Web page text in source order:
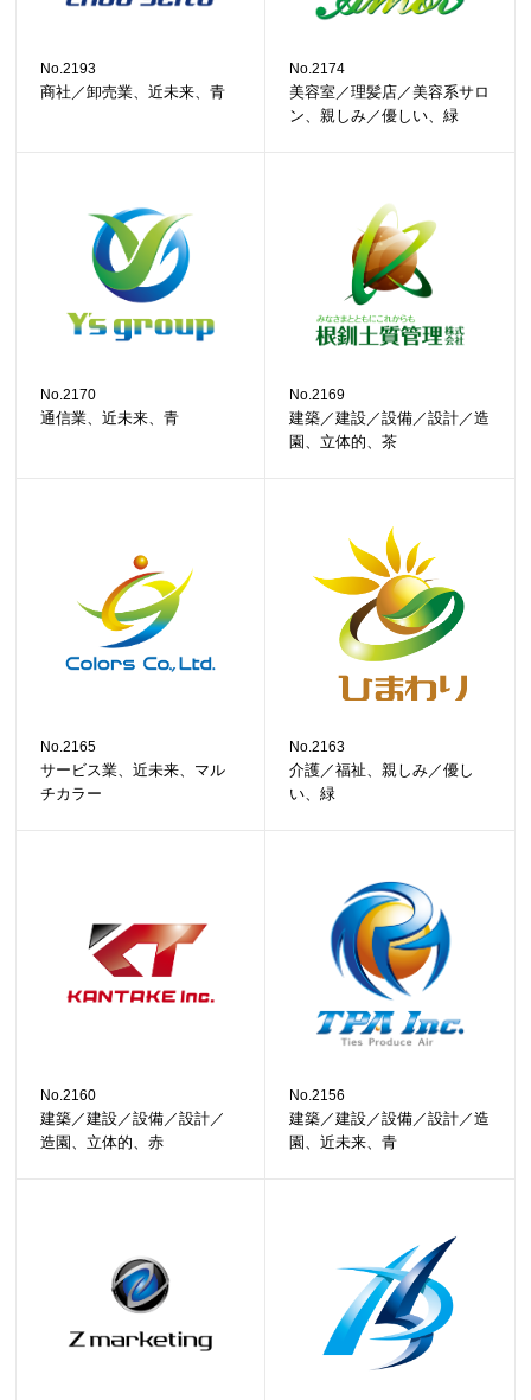
No.2193
商社／卸売業、近未来、青
No.2174
美容室／理髪店／美容系サロ
ン、親しみ／優しい、緑
No.2170
通信業、近未来、青
No.2169
建築／建設／設備／設計／造
園、立体的、茶
No.2165
サービス業、近未来、マル
チカラー
No.2163
介護／福祉、親しみ／優し
い、緑
No.2160
建築／建設／設備／設計／
造園、立体的、赤
No.2156
建築／建設／設備／設計／造
園、近未来、青